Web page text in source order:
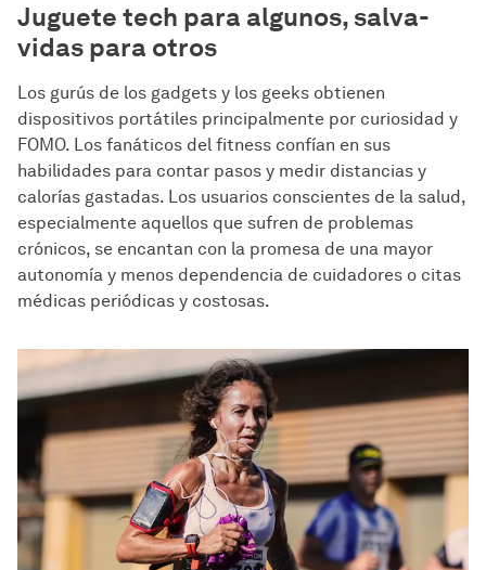
Juguete tech para algunos, salva-
vidas para otros
Los gurús de los gadgets y los geeks obtienen
dispositivos portátiles principalmente por curiosidad y
FOMO. Los fanáticos del fitness confían en sus
habilidades para contar pasos y medir distancias y
calorías gastadas. Los usuarios conscientes de la salud,
especialmente aquellos que sufren de problemas
crónicos, se encantan con la promesa de una mayor
autonomía y menos dependencia de cuidadores o citas
médicas periódicas y costosas.